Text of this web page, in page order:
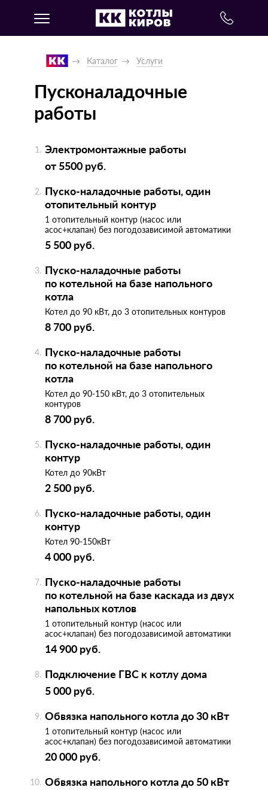
Каталог Услуги
Пусконаладочные
работы
Электромонтажные работы
от 5500 руб.
Пуско-наладочные работы, один
отопительный контур
5 500 руб.
1 отопительный контур (насос или
асос+клапан) без погодозависимой автоматики
Пуско-наладочные работы
по котельной на базе напольного
котла
8 700 руб.
Котел до 90 кВт, до 3 отопительных контуров
Пуско-наладочные работы
по котельной на базе напольного
котла
8 700 руб.
Котел до 90-150 кВт, до 3 отопительных
контуров
Пуско-наладочные работы, один
контур
2 500 руб.
Котел до 90кВт
Пуско-наладочные работы, один
контур
4 000 руб.
Котел 90-150кВт
Пуско-наладочные работы
по котельной на базе каскада из двух
напольных котлов
14 900 руб.
1 отопительный контур (насос или
асос+клапан) без погодозависимой автоматики
Подключение ГВС к котлу дома
5 000 руб.
Обвязка напольного котла до 30 кВт
20 000 руб.
1 отопительный контур (насос или
асос+клапан) без погодозависимой автоматики
Обвязка напольного котла до 50 кВт